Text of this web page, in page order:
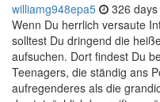
williamg948epa5 326
Wenn Du herrlich versaute
solltest Du dringend die
aufsuchen. Dort findest Du
Teenagers, die ständig ans
aufregenderes als die